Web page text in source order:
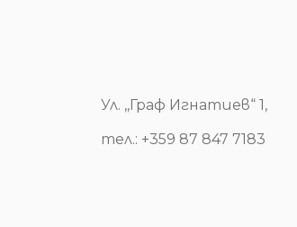
Ул. ,,Граф Игнатиев“ 1,
тел.: +359 87 847 7183